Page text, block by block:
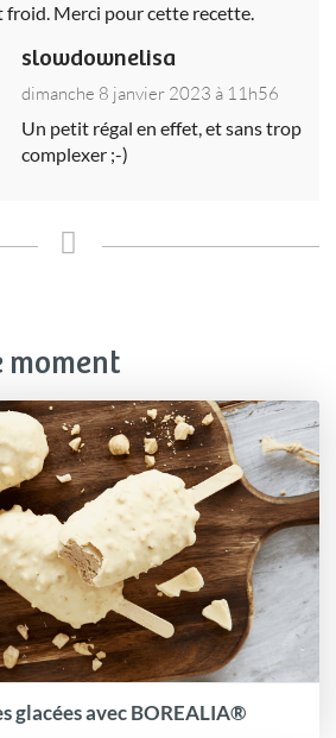
Merci pour cette recette.
slowdownelisa
dimanche 8 janvier 2023 à 11h56
Un petit régal en effet, et sans trop
complexer ;-)
moment
glacées avec BOREALIA®